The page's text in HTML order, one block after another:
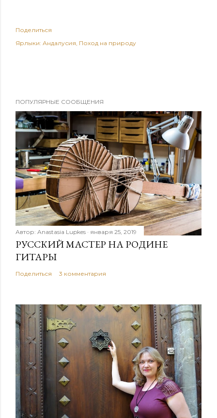
Поделиться
Ярлыки: Андалусия Поход на природу
ПОПУЛЯРНЫЕ СООБЩЕНИЯ
Автор: Anastasia Lupkes января 25, 2019
РУССКИЙ МАСТЕР НА РОДИНЕ
ГИТАРЫ
Поделиться 3 комментария